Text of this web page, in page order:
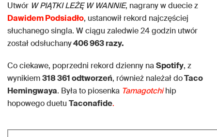
Utwór W PIĄTKI LEŻĘ W WANNIE, nagrany w duecie z
Dawidem Podsiadło, ustanowił rekord najczęściej
słuchanego singla. W ciągu zaledwie 24 godzin utwór
został odsłuchany406 963 razy.
Co ciekawe, poprzedni rekord dzienny naSpotify, z
wynikiem318 361 odtworzeń, również należał doTaco
Hemingwaya. Była to piosenka Tamagotchihip
hopowego duetu Taconafide.